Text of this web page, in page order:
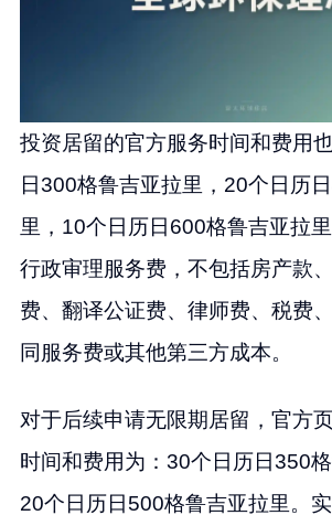
投资居留的官方服务时间和费用
日300格鲁吉亚拉里，20个日历
里，10个日历日600格鲁吉亚拉
行政审理服务费，不包括房产款
费、翻译公证费、律师费、税费
同服务费或其他第三方成本。
对于后续申请无限期居留，官方
时间和费用为：30个日历日350格
20个日历日500格鲁吉亚拉里。